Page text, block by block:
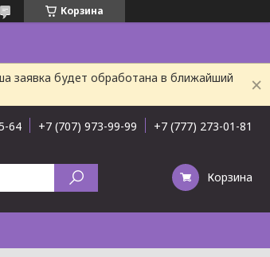
Корзина
заявка будет обработана в ближайший
64 +7 (707) 973-99-99 +7 (777) 273-01-81
Корзина